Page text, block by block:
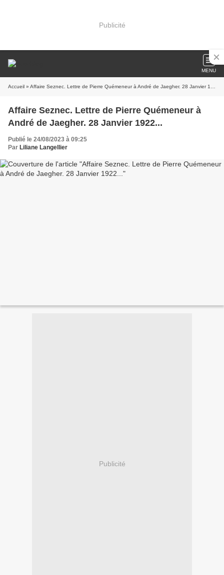
Publicité
MENU
Accueil » Affaire Seznec. Lettre de Pierre Quémeneur à André de Jaegher. 28 Janvier 1922...
Affaire Seznec. Lettre de Pierre Quémeneur à
André de Jaegher. 28 Janvier 1922...
Publié le 24/08/2023 à 09:25
Par Liliane Langellier
Publicité